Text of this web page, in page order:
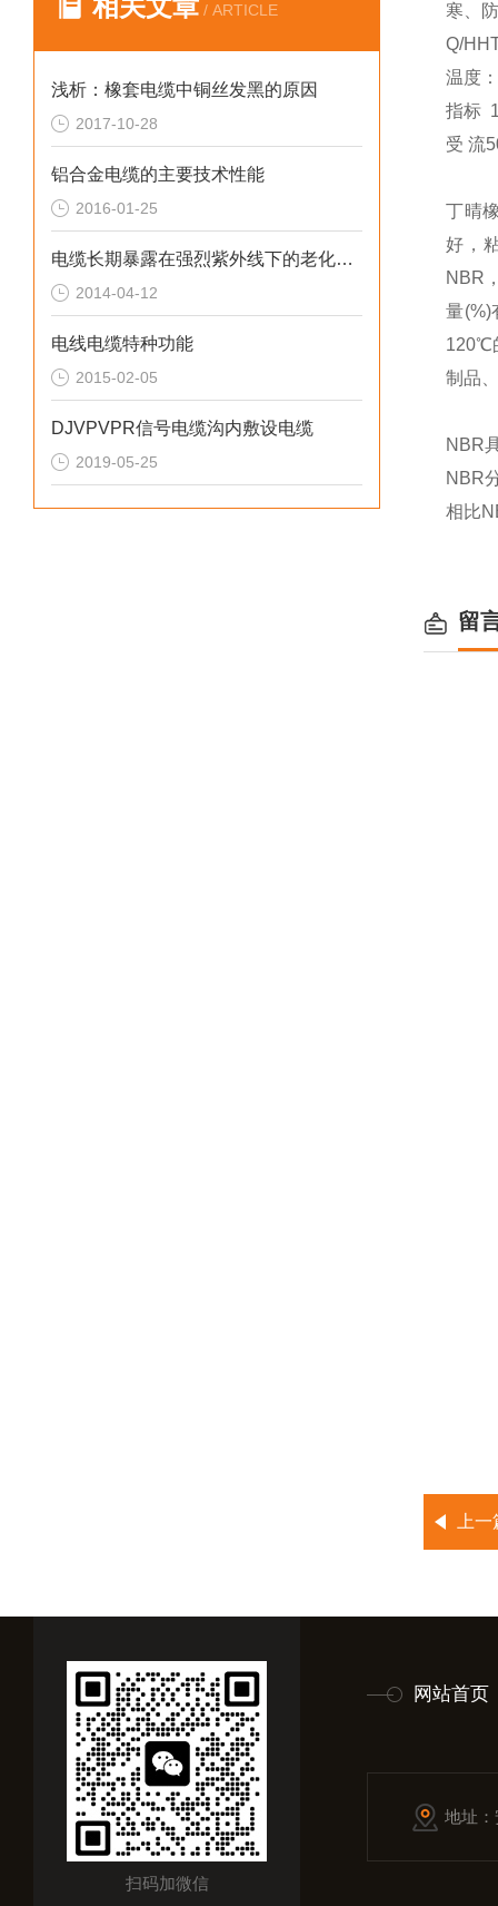
相关文章 / ARTICLE
浅析：橡套电缆中铜丝发黑的原因
2017-10-28
铝合金电缆的主要技术性能
2016-01-25
电缆长期暴露在强烈紫外线下的老化问题
2014-04-12
电线电缆特种功能
2015-02-05
DJVPVPR信号电缆沟内敷设电缆
2019-05-25
寒、
Q/
温度
指标
受 流
丁晴
好，
NBR
量(%)
120℃
制品
NBR
NBR
相比
留
上
扫码加微信
网站首页
地址